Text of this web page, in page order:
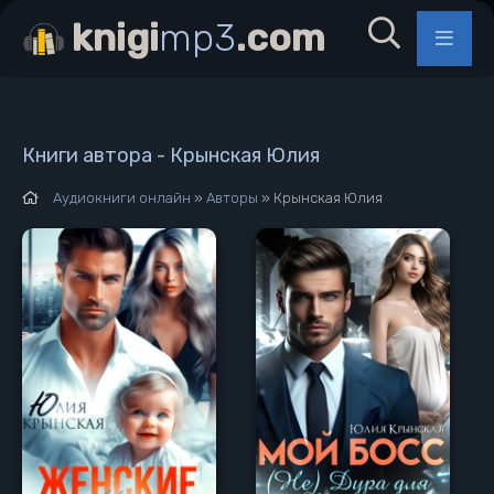
Книги автора - Крынская Юлия
Аудиокниги онлайн » Авторы » Крынская Юлия
knigimp3.com